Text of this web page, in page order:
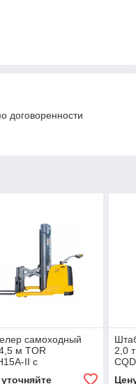
договоренности
самоходный
м TOR
II с
2,0